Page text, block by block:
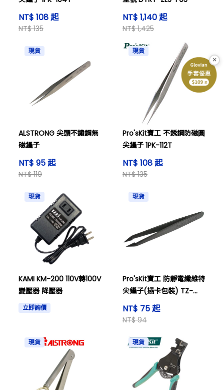
NT$ 108 起
NT$ 135
NT$ 1,140 起
NT$ 1,425
現貨
ALSTRONG 尖頭不鏽鋼無
磁鑷子
NT$ 95 起
NT$ 119
現貨
Pro'sKit寶工 不銹鋼防磁圓
尖鑷子 1PK-112T
NT$ 108 起
NT$ 135
現貨
KAMI KM-200 110V轉100V
變壓器 降壓器
立即詢價
現貨
Pro'sKit寶工 防靜電纖維特
尖鑷子(插卡包裝) TZ-
100A
NT$ 75 起
NT$ 94
現貨 現貨
×